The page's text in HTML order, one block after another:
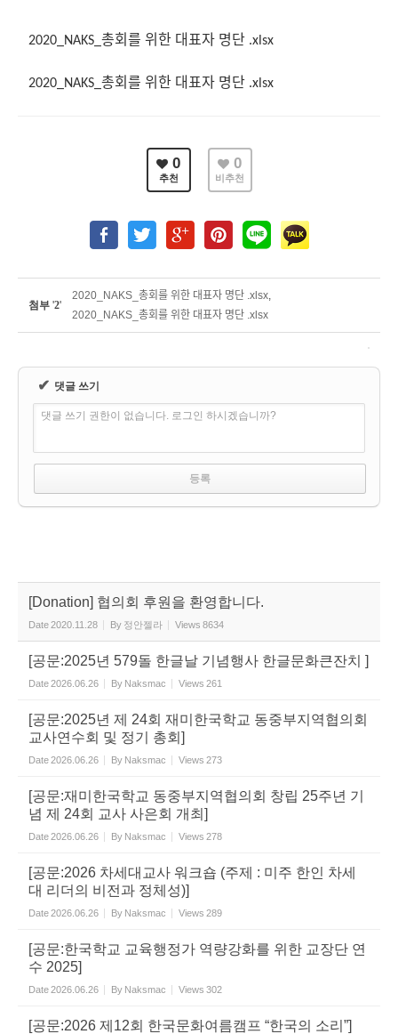
2020_NAKS_총회를 위한 대표자 명단 .xlsx
2020_NAKS_총회를 위한 대표자 명단 .xlsx
0
추천
0
비추천
첨부 '2'
2020_NAKS_총회를 위한 대표자 명단 .xlsx
2020_NAKS_총회를 위한 대표자 명단 .xlsx
✔ 댓글 쓰기
댓글 쓰기 권한이 없습니다. 로그인 하시겠습니까?
[Donation] 협의회 후원을 환영합니다.
Date2020.11.28 By 정안젤라 Views 8634
[공문:2025년 579돌 한글날 기념행사 한글문화큰잔치 ]
Date2026.06.26 By Naksmac Views 261
[공문:2025년 제 24회 재미한국학교 동중부지역협의회
교사연수회 및 정기 총회]
Date2026.06.26 By Naksmac Views 273
[공문:재미한국학교 동중부지역협의회 창립 25주년 기
념 제 24회 교사 사은회 개최]
Date2026.06.26 By Naksmac Views 278
[공문:2026 차세대교사 워크숍 (주제 : 미주 한인 차세
대 리더의 비전과 정체성)]
Date2026.06.26 By Naksmac Views 289
[공문:한국학교 교육행정가 역량강화를 위한 교장단 연
수 2025]
Date2026.06.26 By Naksmac Views 302
[공문:2026 제12회 한국문화여름캠프 “한국의 소리”]